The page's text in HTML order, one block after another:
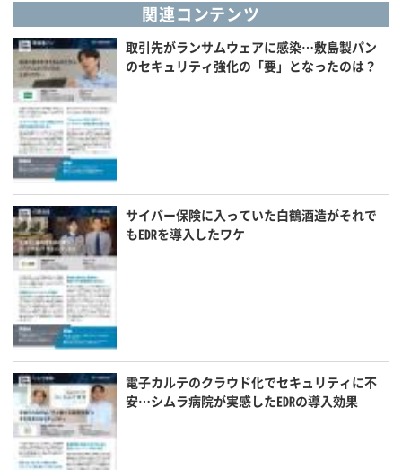
関連コンテンツ
取引先がランサムウェアに感染…敷島製パン
のセキュリティ強化の「要」となったのは？
サイバー保険に入っていた白鶴酒造がそれで
もEDRを導入したワケ
電子カルテのクラウド化でセキュリティに不
安…シムラ病院が実感したEDRの導入効果